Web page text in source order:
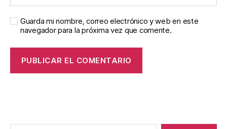
Guarda mi nombre, correo electrónico y web en este
navegador para la próxima vez que comente.